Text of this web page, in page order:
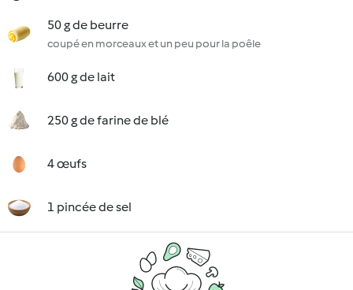
50 g de beurre
coupé en morceaux et un peu pour la poêle
600 g de lait
250 g de farine de blé
4 œufs
1 pincée de sel